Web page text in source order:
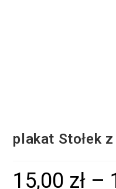
plakat Stołek
15,00 zł –